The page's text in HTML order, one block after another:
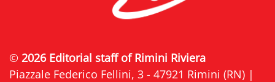
© 2026 Editorial staff of Rimini Riviera
Piazzale Federico Fellini, 3 - 47921 Rimini (RN) |